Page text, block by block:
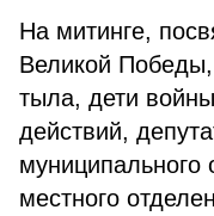
На митинге,
Великой
тыла, дети
действий,
муниципального
местного